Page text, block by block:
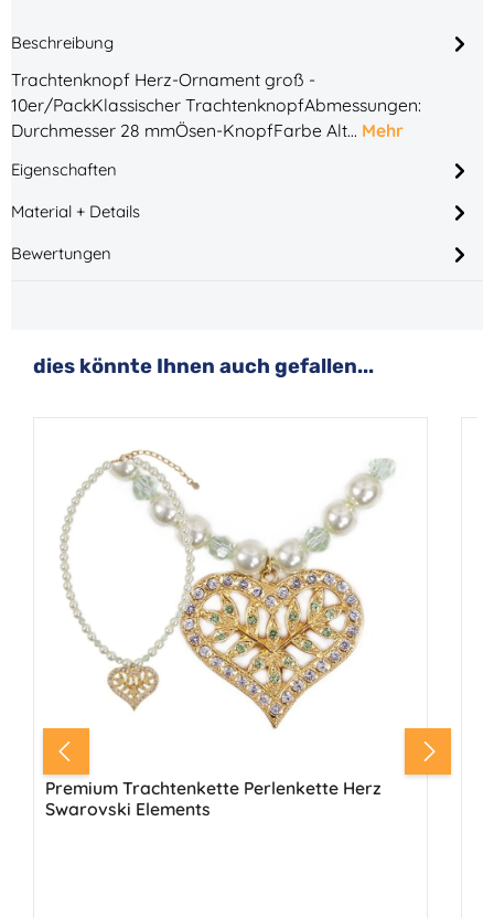
Beschreibung
Trachtenknopf Herz-Ornament groß -
10er/PackKlassischer TrachtenknopfAbmessungen:
Durchmesser 28 mmÖsen-KnopfFarbe Alt… Mehr
Eigenschaften
Material + Details
Bewertungen
Produktgalerie überspringen
dies könnte Ihnen auch gefallen...
Premium Trachtenkette Perlenkette Herz
Swarovski Elements